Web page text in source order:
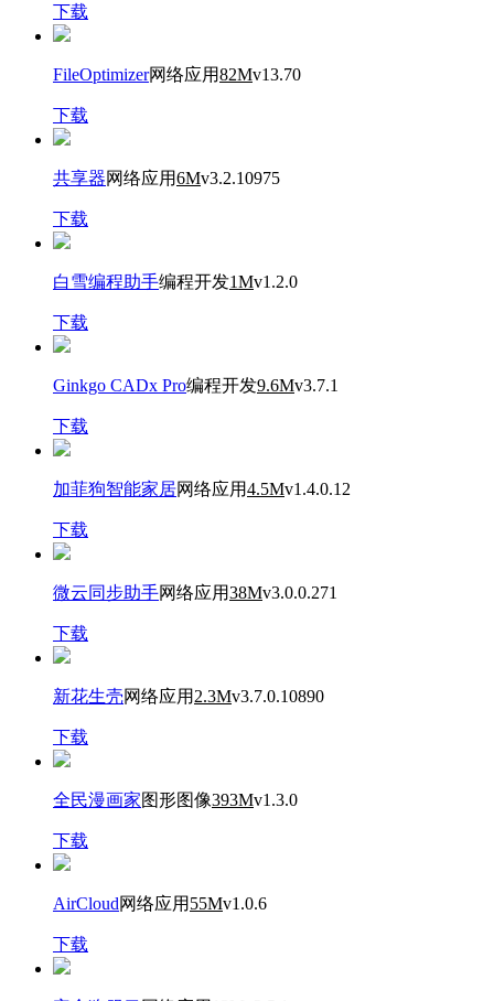
下载
FileOptimizer网络应用82Mv13.70
下载
共享器网络应用6Mv3.2.10975
下载
白雪编程助手编程开发1Mv1.2.0
下载
Ginkgo CADx Pro编程开发9.6Mv3.7.1
下载
加菲狗智能家居网络应用4.5Mv1.4.0.12
下载
微云同步助手网络应用38Mv3.0.0.271
下载
新花生壳网络应用 2.3Mv3.7.0.10890
下载
全民漫画家图形图像393Mv1.3.0
下载
AirCloud网络应用 55Mv1.0.6
下载